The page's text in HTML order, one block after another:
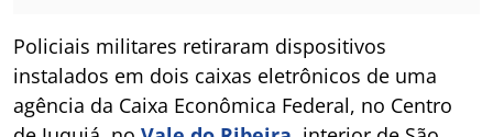
Policiais militares retiraram dispositivos
instalados em dois caixas eletrônicos de uma
agência da Caixa Econômica Federal, no Centro